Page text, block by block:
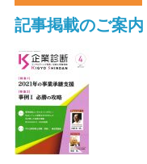
記事掲載のご案内